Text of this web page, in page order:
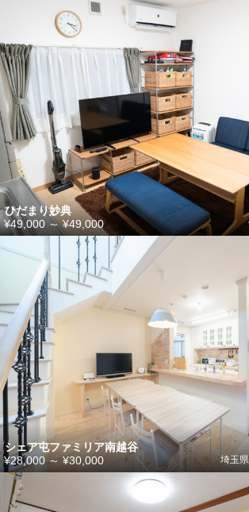
ひだまり妙典
¥49,000～¥49,000
シェア屯ファミリア南越谷
埼玉
¥28,000～¥30,000